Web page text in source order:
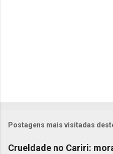
Postagens mais visitadas
Crueldade no Cariri: